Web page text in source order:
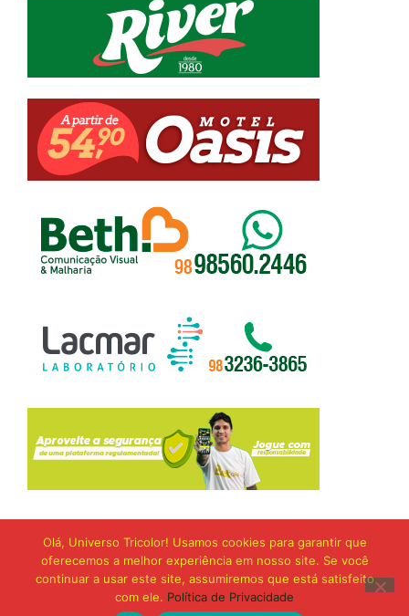
Olá, Universo Tricolor! Usamos cookies para garantir que
oferecemos a melhor experiência em nosso site. Se você
continuar a usar este site, assumiremos que está satisfeito
com ele. Política de Privacidade